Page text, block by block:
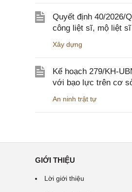
Quyết định 40/2026/
công liệt sĩ, mộ liệt
Xây dựng
Kế hoạch 279/KH-
với bạo lực trên cơ
An ninh trật tự
GIỚI THIỆU
Lời giới thiệu